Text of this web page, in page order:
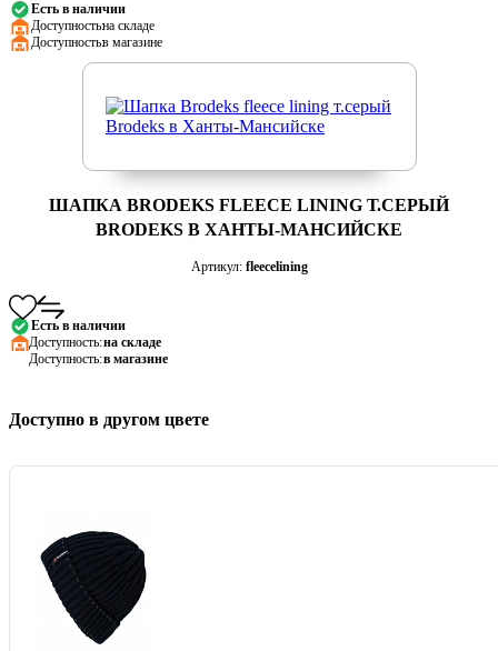
Есть в наличии
Доступность:на складе
Доступность:в магазине
ШАПКА BRODEKS FLEECE LINING Т.СЕРЫЙ
BRODEKS В ХАНТЫ-МАНСИЙСКЕ
Артикул: fleecelining
Есть в наличии
Доступность:на складе
Доступность:в магазине
Доступно в другом цвете